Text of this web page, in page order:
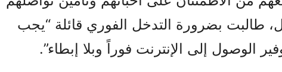
طالبت بضرورة التدخل الفوري قائلة “يجب
الوصول إلى الإنترنت فوراً وبلا إبطاء”.